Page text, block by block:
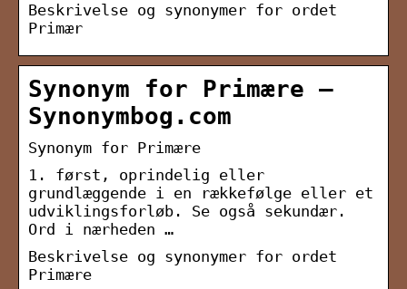
Beskrivelse og synonymer for ordet
Primær
Synonym for Primære –
Synonymbog.com
Synonym for Primære
1. først, oprindelig eller
grundlæggende i en rækkefølge eller et
udviklingsforløb. Se også sekundær.
Ord i nærheden …
Beskrivelse og synonymer for ordet
Primære